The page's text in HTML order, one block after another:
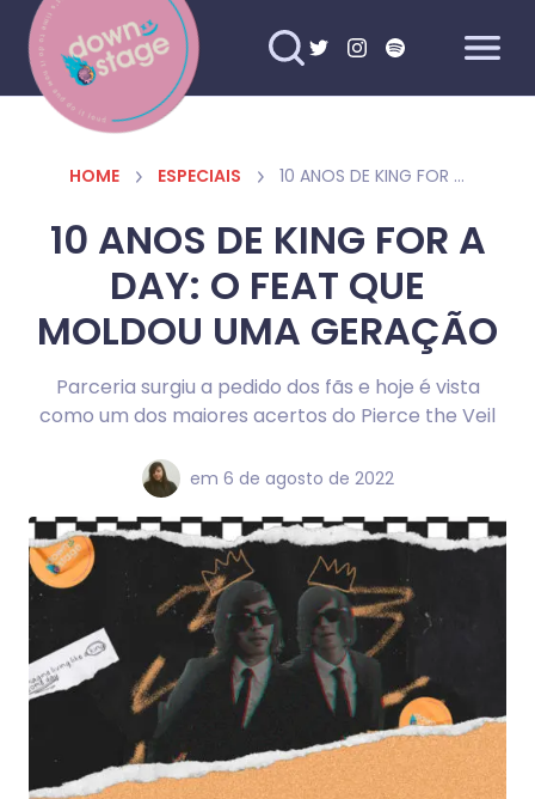
HOME ESPECIAIS 10 ANOS DE KING FOR A DAY: O FEAT QUE MOLDOU UMA GERAÇÃO
10 ANOS DE KING FOR A
DAY: O FEAT QUE
MOLDOU UMA GERAÇÃO
Parceria surgiu a pedido dos fãs e hoje é vista
como um dos maiores acertos do Pierce the Veil
em 6 de agosto de 2022